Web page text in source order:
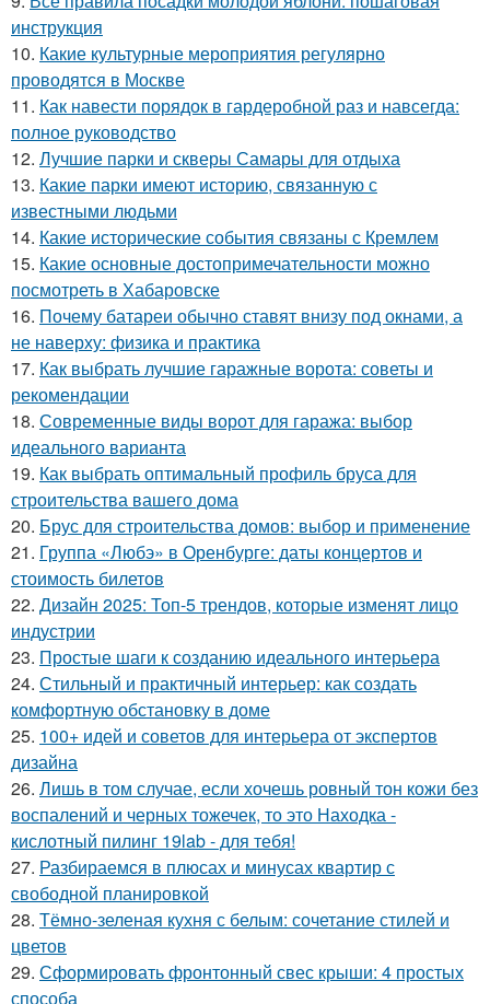
инструкция
10. Какие культурные мероприятия регулярно
проводятся в Москве
11. Как навести порядок в гардеробной раз и навсегда:
полное руководство
12. Лучшие парки и скверы Самары для отдыха
13. Какие парки имеют историю, связанную с
известными людьми
14. Какие исторические события связаны с Кремлем
15. Какие основные достопримечательности можно
посмотреть в Хабаровске
16. Почему батареи обычно ставят внизу под окнами, а
не наверху: физика и практика
17. Как выбрать лучшие гаражные ворота: советы и
рекомендации
18. Современные виды ворот для гаража: выбор
идеального варианта
19. Как выбрать оптимальный профиль бруса для
строительства вашего дома
20. Брус для строительства домов: выбор и применение
21. Группа «Любэ» в Оренбурге: даты концертов и
стоимость билетов
22. Дизайн 2025: Топ-5 трендов, которые изменят лицо
индустрии
23. Простые шаги к созданию идеального интерьера
24. Стильный и практичный интерьер: как создать
комфортную обстановку в доме
25. 100+ идей и советов для интерьера от экспертов
дизайна
26. Лишь в том случае, если хочешь ровный тон кожи без
воспалений и черных тожечек, то это Находка -
кислотный пилинг 19lab - для тебя!
27. Разбираемся в плюсах и минусах квартир с
свободной планировкой
28. Тёмно-зеленая кухня с белым: сочетание стилей и
цветов
29. Сформировать фронтонный свес крыши: 4 простых
способа